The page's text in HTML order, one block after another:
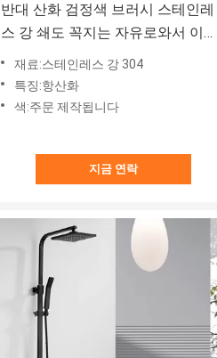
반대 산화 검정색 브러시 스테인레
스 강 쇄도 꼭지는 자유로와서 이릅
니다
재료:스테인레스 강 304
특징:항산화
색:주문 제작됩니다
지금 연락